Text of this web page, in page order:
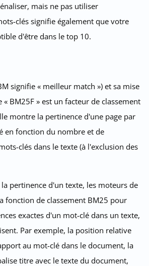
mais ne pas utiliser
clés signifie également que votre
d'être dans le top 10.
signifie « meilleur match ») et sa mise
BM25F » est un facteur de classement
montre la pertinence d'une page par
en fonction du nombre et de
clés dans le texte (à l'exclusion des
pertinence d'un texte, les moteurs de
fonction de classement BM25 pour
exactes d'un mot-clé dans un texte,
Par exemple, la position relative
au mot-clé dans le document, la
titre avec le texte du document,